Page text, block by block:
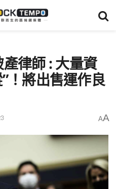
律師 : 大量資
！將出售運作良
AA